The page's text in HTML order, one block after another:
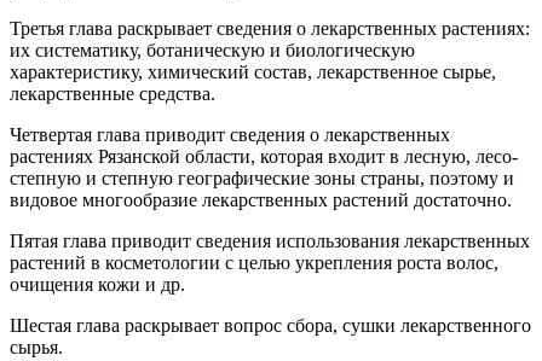
Третья глава раскрывает сведения о лекарственных растениях:
их систематику, ботаническую и биологическую
характеристику, химический состав, лекарственное сырье,
лекарственные средства.
Четвертая глава приводит сведения о лекарственных
растениях Рязанской области, которая входит в лесную, лесо-
степную и степную географические зоны страны, поэтому и
видовое многообразие лекарственных растений достаточно.
Пятая глава приводит сведения использования лекарственных
растений в косметологии с целью укрепления роста волос,
очищения кожи и др.
Шестая глава раскрывает вопрос сбора, сушки лекарственного
сырья.